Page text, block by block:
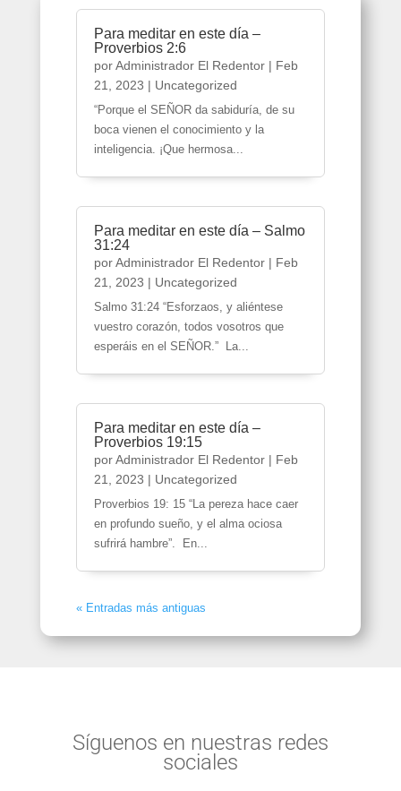
Para meditar en este día –
Proverbios 2:6
porAdministrador El Redentor| Feb
21, 2023 | Uncategorized
“Porque el SEÑOR da sabiduría, de su
boca vienen el conocimiento y la
inteligencia. ¡Que hermosa...
Para meditar en este día – Salmo
31:24
porAdministrador El Redentor| Feb
21, 2023 | Uncategorized
Salmo 31:24 “Esforzaos, y aliéntese
vuestro corazón, todos vosotros que
esperáis en el SEÑOR.” La...
Para meditar en este día –
Proverbios 19:15
porAdministrador El Redentor| Feb
21, 2023 | Uncategorized
Proverbios 19: 15 “La pereza hace caer
en profundo sueño, y el alma ociosa
sufrirá hambre”. En...
« Entradas más antiguas
Síguenos en nuestras redes
sociales